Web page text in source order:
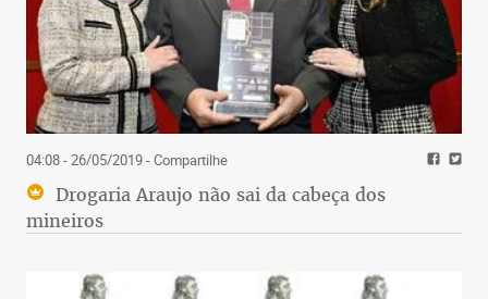
04:08 - 26/05/2019- Compartilhe
Drogaria Araujo não sai da cabeça dos
mineiros